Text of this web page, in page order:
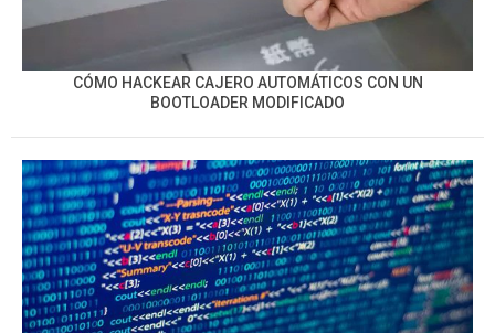
CÓMO HACKEAR CAJERO AUTOMÁTICOS CON UN
BOOTLOADER MODIFICADO